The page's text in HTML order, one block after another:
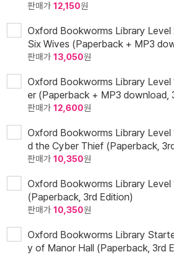
판매가 12,150원
Oxford Bookworms Library Level
Six Wives (Paperback + MP3
판매가 13,050원
Oxford Bookworms Library Level
er (Paperback + MP3 download,
판매가 12,600원
Oxford Bookworms Library Level
d the Cyber Thief (Paperback,
판매가 10,350원
Oxford Bookworms Library Level
(Paperback, 3rd Edition)
판매가 10,350원
Oxford Bookworms Library
y of Manor Hall (Paperback, 3rd